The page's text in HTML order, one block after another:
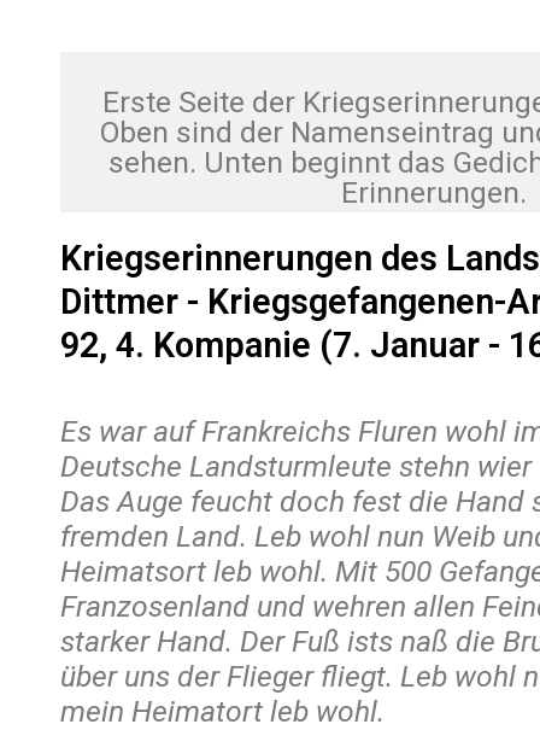
Erste Seite der
Oben sind der Namenseintrag
sehen. Unten beginnt das
Erinnerungen.
Kriegserinnerungen des
Dittmer - Kriegsgefangenen-
92, 4. Kompanie (7. Januar -
Es war auf Frankreichs Fluren wohl
Deutsche Landsturmleute stehn
Das Auge feucht doch fest die Hand
fremden Land. Leb wohl nun Weib
Heimatsort leb wohl. Mit 500
Franzosenland und wehren allen
starker Hand. Der Fuß ists naß die
über uns der Flieger fliegt. Leb wohl
mein Heimatort leb wohl.